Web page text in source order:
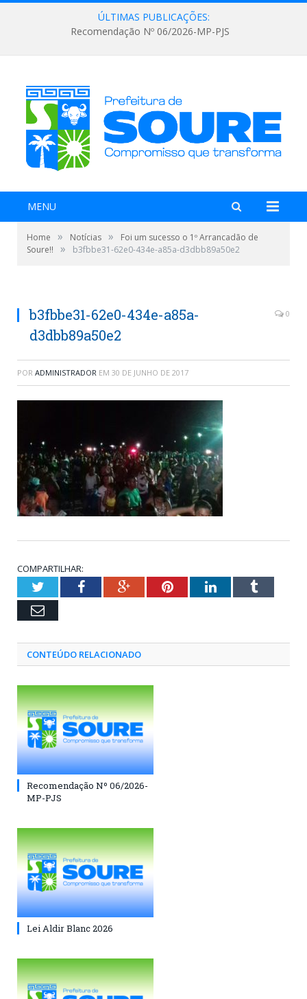
ÚLTIMAS PUBLICAÇÕES:
Recomendação Nº 06/2026-MP-PJS
MENU
Home » Notícias »
Foi um sucesso o 1º Arrancadão de
Soure!!
» b3fbbe31-62e0-434e-a85a-d3dbb89a50e2
b3fbbe31-62e0-434e-a85a-
d3dbb89a50e2
0
POR ADMINISTRADOR EM 30 DE JUNHO DE 2017
COMPARTILHAR:
TwitterFacebookGoogle+PinterestLinkedInTumblr
Email
CONTEÚDO RELACIONADO
Recomendação Nº 06/2026-
MP-PJS
Lei Aldir Blanc 2026